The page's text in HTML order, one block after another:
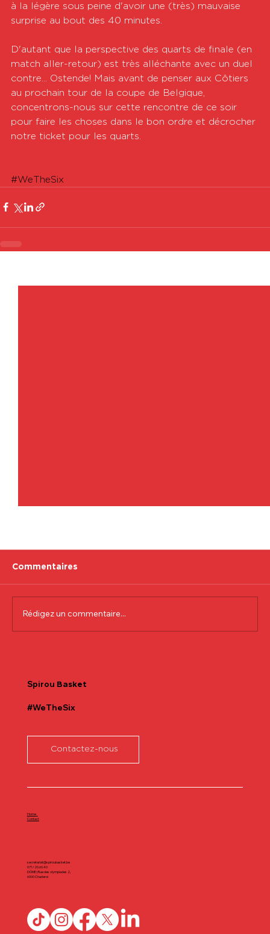
à la légère sous peine d'avoir une (très) mauvaise
surprise au bout des 40 minutes.
D'autant que la perspective des quarts de finale (en
match aller-retour) est très alléchante avec un duel
contre... Ostende! Mais avant de penser aux Côtiers
au prochain tour de la coupe de Belgique,
concentrons-nous sur cette rencontre de ce soir
pour faire les choses dans le bon ordre et décrocher
notre ticket pour les quarts.
#WeTheSix
Commentaires
Rédigez un commentaire...
Spirou Basket
#WeTheSix
Contactez-nous
secretariat@spiroubasket.be
071/20.60.40
DÔME | Rue des olympiades 2,
6000 Charleroi
Home
Contact